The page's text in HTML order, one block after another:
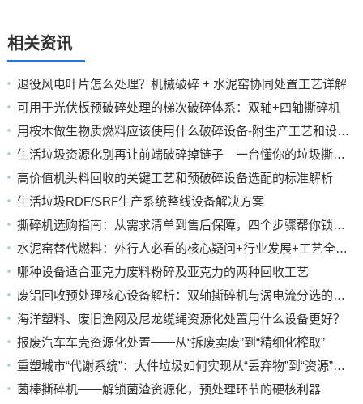
相关资讯
退役风电叶片怎么处理？机械破碎 + 水泥窑协同处置工艺详解
可用于光伏板预破碎处理的梯次破碎体系：双轴+四轴撕碎机
用桉木做生物质燃料应该使用什么破碎设备-附生产工艺和设备配置
生活垃圾资源化别再让前端破碎掉链子—一台懂你的垃圾撕碎机
高价值机头料回收的关键工艺和预破碎设备选配的标准解析
生活垃圾RDF/SRF生产系统整线设备解决方案
撕碎机选购指南：从需求清单到售后保障，四个步骤帮你锁定靠谱厂家
水泥窑替代燃料：外行人必看的核心疑问+行业发展+工艺全解析
哪种设备适合亚克力废料粉碎及亚克力的两种回收工艺
废铝回收预处理核心设备解析：双轴撕碎机与涡电流分选的应用
海洋塑料、废旧渔网及尼龙缆绳资源化处置用什么设备更好？
报废汽车车壳资源化处置——从“拆废卖废”到“精细化榨取”
重塑城市“代谢系统”：大件垃圾如何实现从“丢弃物”到“资源”的蜕变
菌棒撕碎机——解锁菌渣资源化，预处理环节的硬核利器